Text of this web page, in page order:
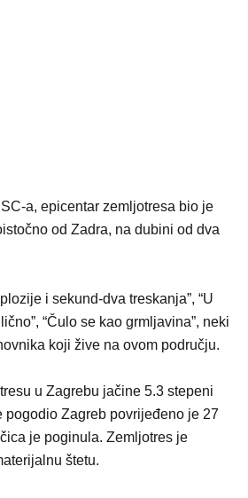
a, epicentar zemljotresa bio je
od Zadra, na dubini od dva
i sekund-dva treskanja”, “U
“Čulo se kao grmljavina”, neki
koji žive na ovom području.
u Zagrebu jačine 5.3 stepeni
pogodio Zagreb povrijeđeno je 27
je poginula. Zemljotres je
štetu.